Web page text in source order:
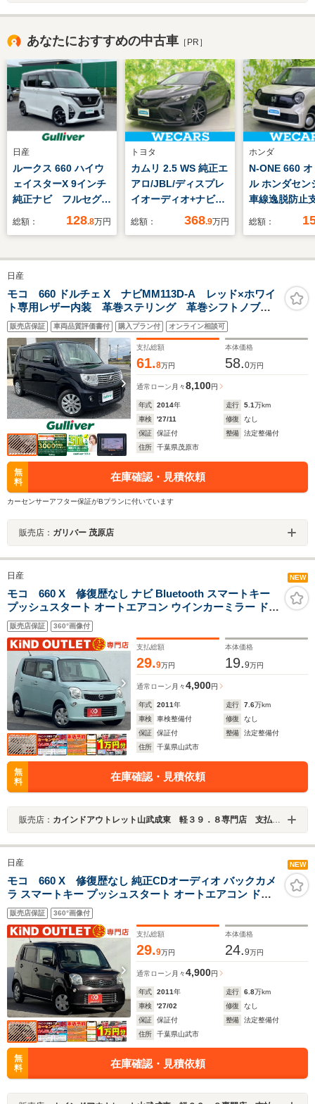
あなたにおすすめの中古車 ［PR］
日産
ルークス 660 ハイウ
ェイスターX 9インチ
純正ナビ フルセグ
BT CD DVD アラ
ア ETC 前方ドライ
ブレコーダー LEDヘ
ッドライト レーンア
シスト 衝突軽減 コ
ーナーセンサー
総額： 128.8万円
トヨタ
カムリ 2.5 WS 純正エ
アロ/JBL/ディスプレ
イオーディオ+ナビ9
インチ/衝突安全装置/
テム/シート 合皮/ヘッ
ャック
総額： 368.9万円
ホンダ
N-ONE 660
ル ホンダセン
車線逸脱防止
テム/ヘッドラ
防止装置/アイ
アバッグ 運転
バッグ 助手席
総額：
日産
モコ 660 ドルチェ X ナビMM113D-A レッド×ホワイ
ト専用レザー内装 革巻ステリング 革巻シフトノブ
ステアリングリモコン フルセグTV・BT通話・DVD・
CD・SD HIDライト フォグランプ 純14AW
販売店保証 車両品質評価書付 購入プラン付 オンライン相談可
支払総額
61.8万円
本体価格
58.0万円
通常ローン 月々8,100円
年式 2014年 走行 5.1万km
車検
'27/11 修復
なし
保証
保証付 整備
法定整備付
住所
千葉県茂原市
無
料
在庫確認・見積依頼
カーセンサーアフター保証がBプランに付いています
販売店： ガリバー 茂原店
日産 NEW
モコ 660 X 修復歴なし ナビ Bluetooth スマートキー
プッシュスタート オートエアコン ウインカーミラー ドア
バイザー プライバシーガラス ベンチシート 整備保証付
販売店保証 360°画像付
支払総額
29.9万円
本体価格
19.9万円
通常ローン 月々4,900円
年式 2011年 走行 7.6万km
車検
車検整備付 修復
なし
保証
保証付 整備
法定整備付
住所
千葉県山武市
無
料
在庫確認・見積依頼
販売店： カインドアウトレット山武成東 軽３９．８専門店 支払総額表示 ワゴンＲ／ムーブ／タント／ルークス／Ｎ－ＢＯＸ
日産 NEW
モコ 660 X 修復歴なし 純正CDオーディオ バックカメ
ラ スマートキー プッシュスタート オートエアコン ドア
バイザー プライバシーガラス ベンチシート ABS イモビ
ライザー 整備保証付
販売店保証 360°画像付
支払総額
29.9万円
本体価格
24.9万円
通常ローン 月々4,900円
年式 2011年 走行 6.8万km
車検
'27/02 修復
なし
保証
保証付 整備
法定整備付
住所
千葉県山武市
無
料
在庫確認・見積依頼